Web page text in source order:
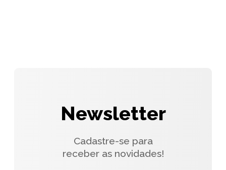
Newsletter
Cadastre-se para
receber as novidades!